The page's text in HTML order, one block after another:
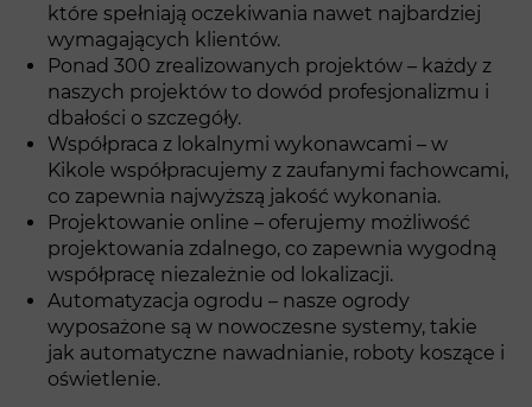
które spełniają oczekiwania nawet najbardziej
wymagających klientów.
Ponad 300 zrealizowanych projektów – każdy z
naszych projektów to dowód profesjonalizmu i
dbałości o szczegóły.
Współpraca z lokalnymi wykonawcami – w
Kikole współpracujemy z zaufanymi fachowcami,
co zapewnia najwyższą jakość wykonania.
Projektowanie online – oferujemy możliwość
projektowania zdalnego, co zapewnia wygodną
współpracę niezależnie od lokalizacji.
Automatyzacja ogrodu – nasze ogrody
wyposażone są w nowoczesne systemy, takie
jak automatyczne nawadnianie, roboty koszące i
oświetlenie.